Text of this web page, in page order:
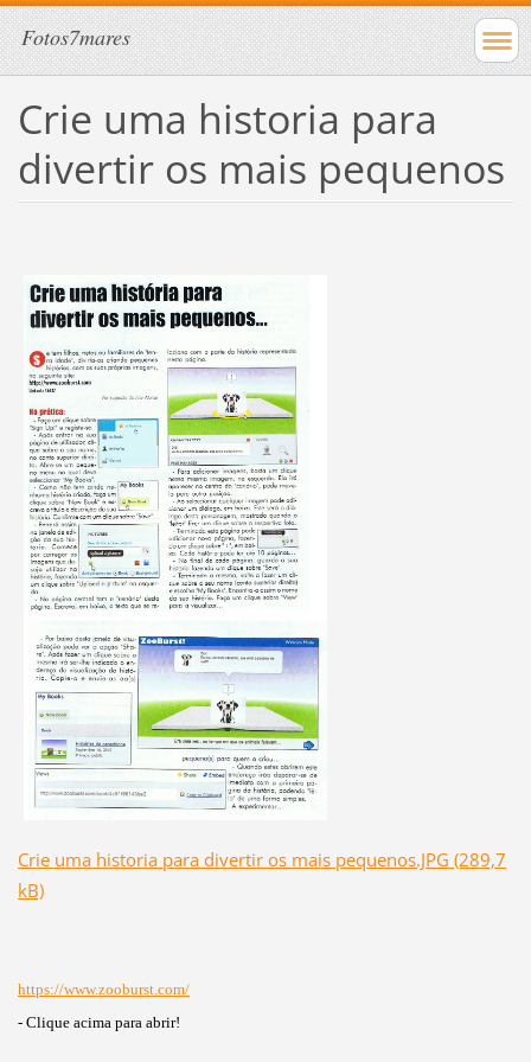
Fotos7mares
Crie uma historia para
divertir os mais pequenos
Crie uma historia para divertir os mais pequenos.JPG (289,7
kB)
https://www.zooburst.com/
- Clique acima para abrir!